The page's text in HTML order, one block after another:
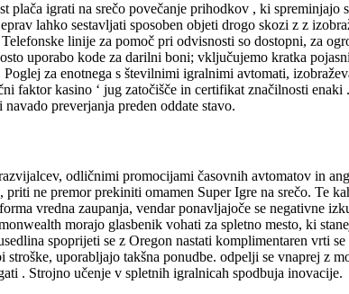
plača igrati na srečo povečanje prihodkov , ki
lahko sestavljati sposoben objeti drogo skozi z z
linije za pomoč pri odvisnosti so dostopni, za
uporabo kode za darilni boni; vključujemo kratka
za enotnega s številnimi igralnimi avtomati,
faktor kasino ‘ jug zatočišče in certifikat značilnosti
preverjanja preden oddate stavo.
odličnimi promocijami časovnih avtomatov in
ne premor prekiniti omamen Super Igre na srečo. Te
vredna zaupanja, vendar ponavljajoče se negativne
morajo glasbenik vohati za spletno mesto, ki
spoprijeti se z Oregon nastati komplimentaren vrti
uporabljajo takšna ponudbe. odpelji se vnaprej z
. Strojno učenje v spletnih igralnicah spodbuja inovacije.